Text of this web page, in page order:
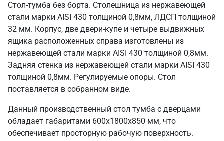
Стол-тумба без борта. Столешница из нержавеющей
стали марки AISI 430 толщиной 0,8мм, ЛДСП толщиной
32 мм. Корпус, две двери-купе и четыре выдвижных
ящика расположенных справа изготовлены из
нержавеющей стали марки AISI 430 толщиной 0,8мм.
Задняя стенка из нержавеющей стали марки AISI 430
толщиной 0,8мм. Регулируемые опоры. Стол
поставляется в собранном виде.
Данный производственный стол тумба с дверцами
обладает габаритами 600х1800х850 мм, что
обеспечивает просторную рабочую поверхность.